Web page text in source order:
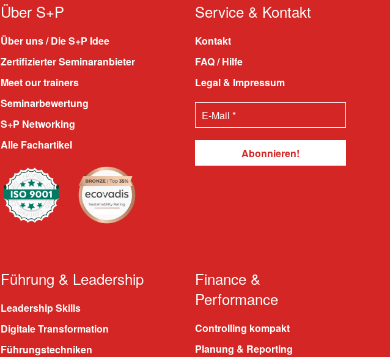
Über S+P
Über uns / Die S+P Idee
Zertifizierter Seminaranbieter
Meet our trainers
Seminarbewertung
S+P Networking
Alle Fachartikel
Service & Kontakt
Kontakt
FAQ / Hilfe
Legal & Impressum
Führung & Leadership
Leadership Skills
Digitale Transformation
Führungstechniken
Finance &
Performance
Controlling kompakt
Planung & Reporting